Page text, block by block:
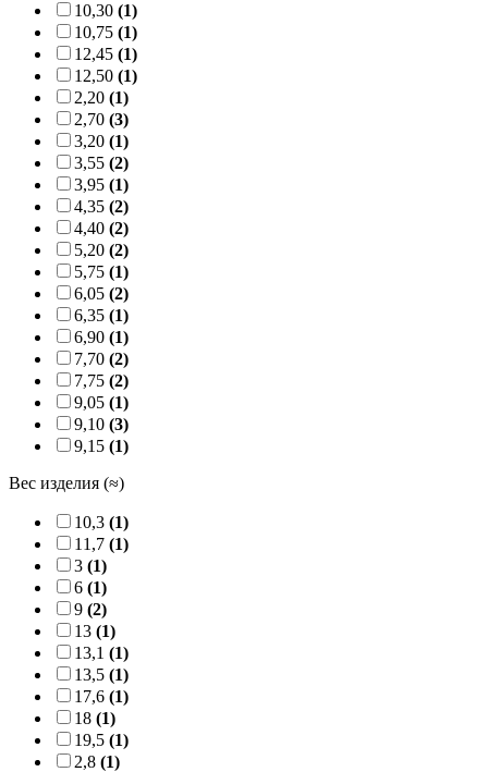
10,30 (1)
10,75 (1)
12,45 (1)
12,50 (1)
2,20 (1)
2,70 (3)
3,20 (1)
3,55 (2)
3,95 (1)
4,35 (2)
4,40 (2)
5,20 (2)
5,75 (1)
6,05 (2)
6,35 (1)
6,90 (1)
7,70 (2)
7,75 (2)
9,05 (1)
9,10 (3)
9,15 (1)
Вес изделия (≈)
10,3 (1)
11,7 (1)
3 (1)
6 (1)
9 (2)
13 (1)
13,1 (1)
13,5 (1)
17,6 (1)
18 (1)
19,5 (1)
2,8 (1)